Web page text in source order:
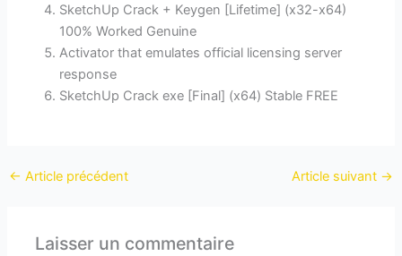
SketchUp Crack + Keygen [Lifetime] (x32-x64)
100% Worked Genuine
Activator that emulates official licensing server
response
SketchUp Crack exe [Final] (x64) Stable FREE
← Article précédent Article suivant →
Laisser un commentaire